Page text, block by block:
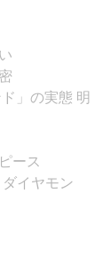
ース
イヤモン